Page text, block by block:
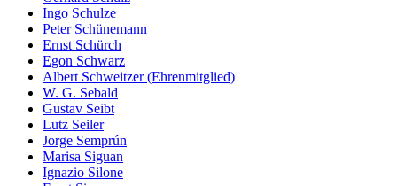
Ingo Schulze
Peter Schünemann
Ernst Schürch
Egon Schwarz
Albert Schweitzer (Ehrenmitglied)
W. G. Sebald
Gustav Seibt
Lutz Seiler
Jorge Semprún
Marisa Siguan
Ignazio Silone